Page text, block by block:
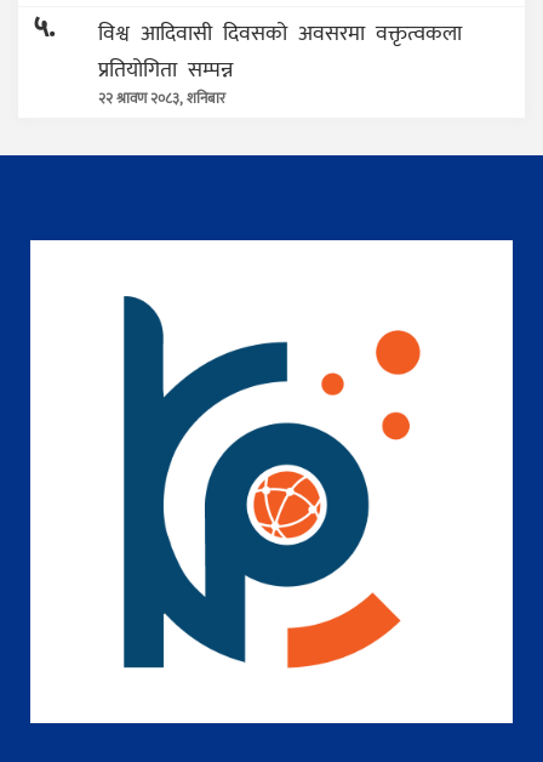
५.
विश्व आदिवासी दिवसको अवसरमा वक्तृत्वकला
प्रतियोगिता सम्पन्न
२२ श्रावण २०८३, शनिबार